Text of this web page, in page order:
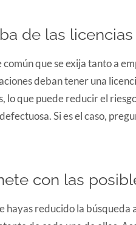
de las licencias
común que se exija tanto a
deban tener una
lo que puede reducir el
Si es el caso,
con las
hayas reducido la